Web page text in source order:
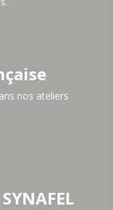
nos ateliers